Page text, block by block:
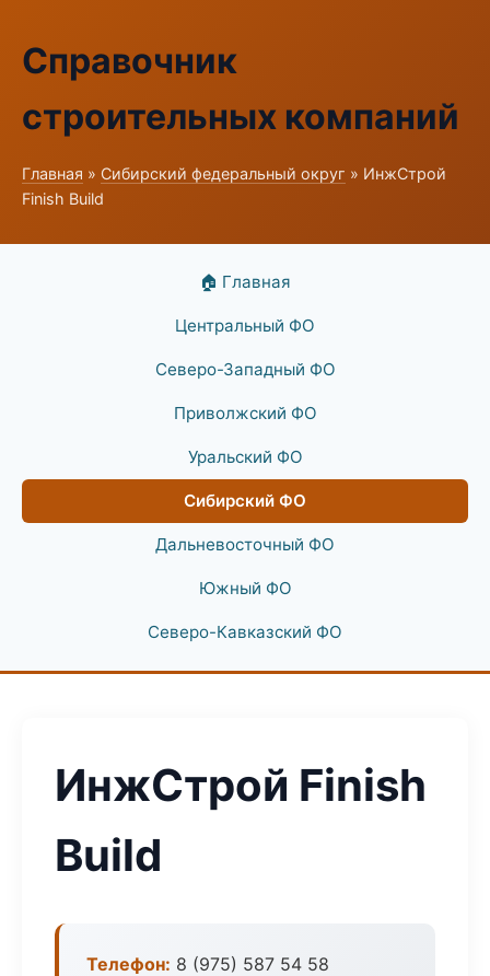
Справочник
строительных компаний
Главная » Сибирский федеральный округ » ИнжСтрой
Finish Build
🏠 Главная
Центральный ФО
Северо-Западный ФО
Приволжский ФО
Уральский ФО
Сибирский ФО
Дальневосточный ФО
Южный ФО
Северо-Кавказский ФО
ИнжСтрой Finish
Build
Телефон: 8 (975) 587 54 58